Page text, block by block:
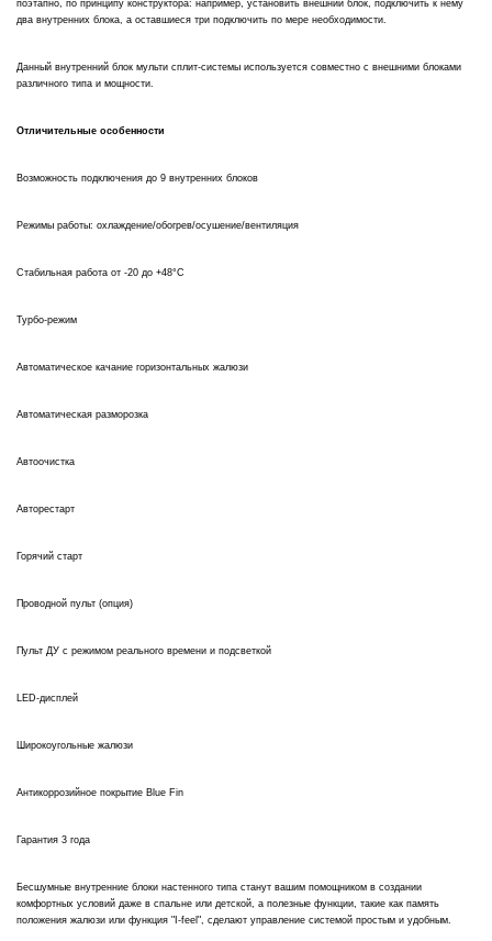
поэтапно, по принципу конструктора: например, установить внешний блок, подключить к нему
два внутренних блока, а оставшиеся три подключить по мере необходимости.
Данный внутренний блок мульти сплит-системы используется совместно с внешними блоками
различного типа и мощности.
Отличительные особенности
Возможность подключения до 9 внутренних блоков
Режимы работы: охлаждение/обогрев/осушение/вентиляция
Стабильная работа от -20 до +48°С
Турбо-режим
Автоматическое качание горизонтальных жалюзи
Автоматическая разморозка
Автоочистка
Авторестарт
Горячий старт
Проводной пульт (опция)
Пульт ДУ с режимом реального времени и подсветкой
LED-дисплей
Широкоугольные жалюзи
Антикоррозийное покрытие Blue Fin
Гарантия 3 года
Бесшумные внутренние блоки настенного типа станут вашим помощником в создании
комфортных условий даже в спальне или детской, а полезные функции, такие как память
положения жалюзи или функция "I-feel", сделают управление системой простым и удобным.